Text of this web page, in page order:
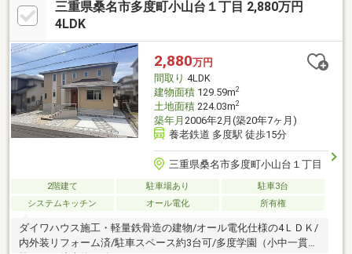
三重県桑名市多度町小山台１丁目 2,880万円
4LDK
2,880万円
間取り 4LDK
建物面積129.59m2
土地面積224.03m2
築年月 2006年2月(築20年7ヶ月)
養老鉄道 多度駅 徒歩15分
三重県桑名市多度町小山台１丁目
2階建て 駐車場あり
駐車3台
システムキッチン
オール電化 所有権
ダイワハウス施工・軽量鉄骨造の建物/オール電化仕様の4ＬＤＫ/
内外装リフォーム済/駐車スペース約3台可/多度学園（小中一貫